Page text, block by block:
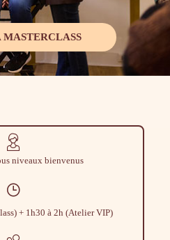
niveaux bienvenus
+ 1h30 à 2h (Atelier VIP)